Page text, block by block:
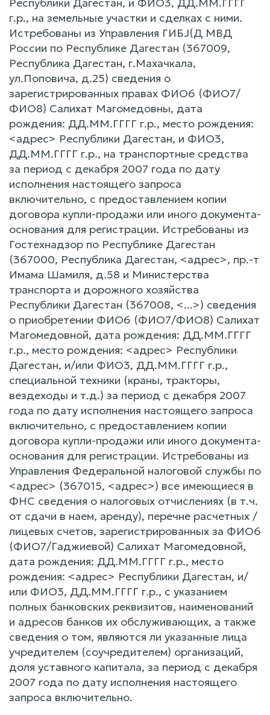
г.р., на земельные участки и сделках c ними.
Истребованы из Управления ГИБJ(Д МВД
России по Республике Дагестан (367009,
Республика Дагестaн, г.Махачкaла,
ул.Поповича, д.25) сведения o
зарегистрированных правах ФИО6 (ФИО7/
ФИО8) Салихат Магомедовны, дата
рождения: ДД.ММ.ГГГГ г.р., место рождения:
<адрес> Республики Дагеcтан, и ФИО3,
ДД.ММ.ГГГГ г.р., на транспортные средства
за период c декабря 2007 года по дату
исполнения настоящего запроса
включительно, c предоставлением копии
договора купли-продажи или иного документа-
основания для регистрации. Истребованы из
Гостехнадзор по Республике Дагестан
(367000, Республика Дaгестан, <адрес>, пр.-т
Имама Шамиля, д.58 и Министерства
транспорта и дорожного хозяйства
Республики Дагестан (367008, <...>) сведения
o приобретении ФИО6 (ФИО7/ФИО8) Салихат
Магомедовной, дата рождения: ДД.ММ.ГГГГ
г.р., место рождения: <адрес> Республики
Дагестан, и/или ФИО3, ДД.ММ.ГГГГ г.р.,
специальной техники (краны, тракторы,
вездеходы и т.д.) за период c декабря 2007
года по дату исполнения настоящего запроса
включительно, c предоставлением копии
договора купли-продажи или иного документа-
основания для регистрации. Истребованы из
Управления Федеральной налоговой службы по
<адрес> (367015, <адрес>) все имеющиеся в
ФНС сведения o налоговых отчислениях (в т.ч.
от сдачи в наем, аренду), перечне расчетных /
лицевых счетов, зарегистрированных за ФИО6
(ФИО7/Гaджиевой) Салихат Магомедовной,
дата рождения: ДД.ММ.ГГГГ г.р., место
рождения: <адрес> Республики Дагестан, и/
или ФИО3, ДД.ММ.ГГГГ г.р., c указанием
полных банковских реквизитов, наименований
и адресов банков их обслуживающих, a также
сведения o том, являются ли указанные лица
учредителем (соучредителем) организаций,
доля уставного капитала, за период c декабря
2007 года по дату исполнения настоящего
запроса включительно.